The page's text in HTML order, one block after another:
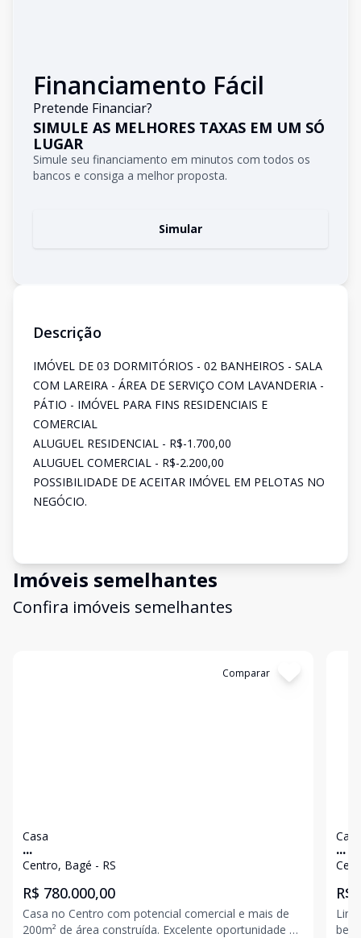
Financiamento Fácil
Pretende Financiar?
SIMULE AS MELHORES TAXAS EM UM SÓ
LUGAR
Simule seu financiamento em minutos com todos os
bancos e consiga a melhor proposta.
Simular
Descrição
IMÓVEL DE 03 DORMITÓRIOS - 02 BANHEIROS - SALA
COM LAREIRA - ÁREA DE SERVIÇO COM LAVANDERIA -
PÁTIO - IMÓVEL PARA FINS RESIDENCIAIS E
COMERCIAL
ALUGUEL RESIDENCIAL - R$-1.700,00
ALUGUEL COMERCIAL - R$-2.200,00
POSSIBILIDADE DE ACEITAR IMÓVEL EM PELOTAS NO
NEGÓCIO.
Imóveis semelhantes
Confira imóveis semelhantes
Comparar
Casa
...
Centro, Bagé - RS
R$ 780.000,00
Casa no Centro com potencial comercial e mais de
200m² de área construída. Excelente oportunidade no
Casa
...
R$